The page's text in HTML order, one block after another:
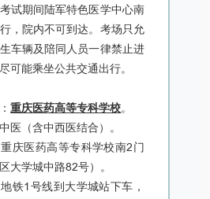
试期间陆军特色医学中心南
，院内不可到达。考场只允
车辆及陪同人员一律禁止进
可能乘坐公共交通出行。
重庆医药高等专科学校。
医（含中西医结合）。
庆医药高等专科学校南2门
大学城中路82号）。
铁1号线到大学城站下车，